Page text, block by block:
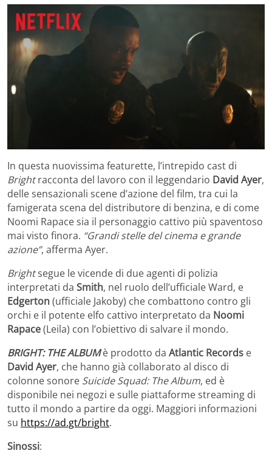
In questa nuovissima featurette, l’intrepido cast di
Brightracconta del lavoro con il leggendario David Ayer,
delle sensazionali scene d’azione del film, tra cui la
famigerata scena del distributore di benzina, e di come
Noomi Rapace sia il personaggio cattivo più spaventoso
mai visto finora. “Grandi stelle del cinema e grande
azione”, afferma Ayer.
Brightsegue le vicende di due agenti di polizia
interpretati da Smith, nel ruolo dell’ufficiale Ward, e
Edgerton(ufficiale Jakoby) che combattono contro gli
orchi e il potente elfo cattivo interpretato da Noomi
Rapace(Leila) con l’obiettivo di salvare il mondo.
BRIGHT: THE ALBUMè prodotto da Atlantic Records e
David Ayer, che hanno già collaborato al disco di
colonne sonore Suicide Squad: The Album, ed è
disponibile nei negozi e sulle piattaforme streaming di
tutto il mondo a partire da oggi. Maggiori informazioni
su https://ad.gt/bright.
Sinossi: